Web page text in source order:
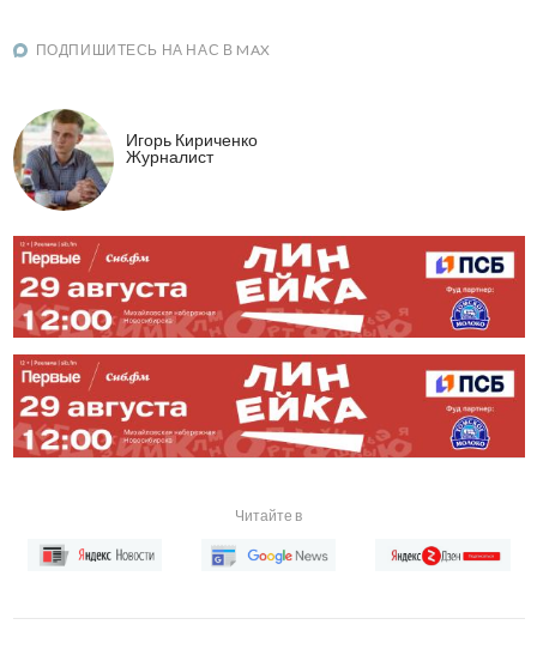
ПОДПИШИТЕСЬ НА НАС В MAX
Игорь Кириченко
Журналист
Читайте в